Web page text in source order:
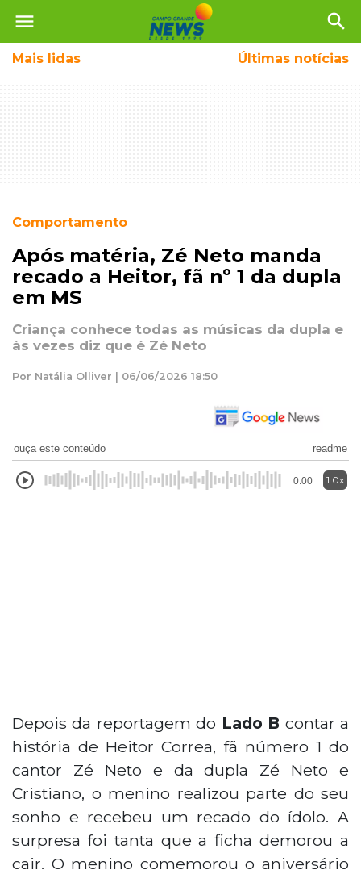
menu search
Mais lidas Últimas notícias
Comportamento
Após matéria, Zé Neto manda
recado a Heitor, fã nº 1 da dupla
em MS
Criança conhece todas as músicas da dupla e
às vezes diz que é Zé Neto
Por Natália Olliver | 06/06/2026 18:50
ouça este conteúdo readme
0:00 1.0x
Depois da reportagem do Lado B contar a
história de Heitor Correa, fã número 1 do
cantor Zé Neto e da dupla Zé Neto e
Cristiano, o menino realizou parte do seu
sonho e recebeu um recado do ídolo. A
surpresa foi tanta que a ficha demorou a
cair. O menino comemorou o aniversário